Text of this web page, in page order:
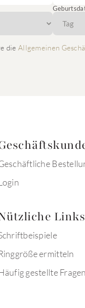
die Allgemeinen
Links
ermitteln
gestellte Fragen